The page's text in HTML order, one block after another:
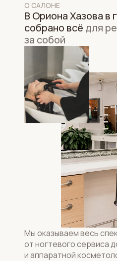
О САЛОНЕ
В Ориона Хазова в
собрано всё для
за собой
Мы оказываем весь
от ногтевого сервиса
и аппаратной